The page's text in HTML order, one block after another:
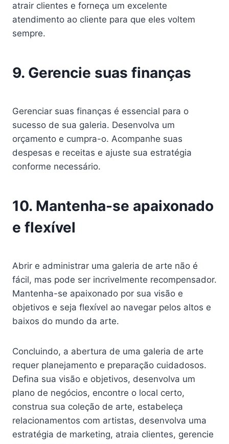
atrair clientes e forneça um excelente
atendimento ao cliente para que eles voltem
sempre.
9. Gerencie suas finanças
Gerenciar suas finanças é essencial para o
sucesso de sua galeria. Desenvolva um
orçamento e cumpra-o. Acompanhe suas
despesas e receitas e ajuste sua estratégia
conforme necessário.
10. Mantenha-se apaixonado
e flexível
Abrir e administrar uma galeria de arte não é
fácil, mas pode ser incrivelmente recompensador.
Mantenha-se apaixonado por sua visão e
objetivos e seja flexível ao navegar pelos altos e
baixos do mundo da arte.
Concluindo, a abertura de uma galeria de arte
requer planejamento e preparação cuidadosos.
Defina sua visão e objetivos, desenvolva um
plano de negócios, encontre o local certo,
construa sua coleção de arte, estabeleça
relacionamentos com artistas, desenvolva uma
estratégia de marketing, atraia clientes, gerencie